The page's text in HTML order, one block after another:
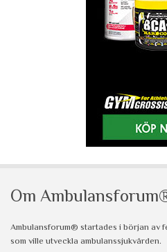
Om
Ambulansforum® startades i början av
som ville utveckla ambulanssjukvården.